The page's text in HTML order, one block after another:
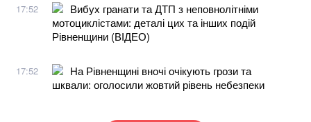
17:52
Вибух гранати та ДТП з неповнолітніми
мотоциклістами: деталі цих та інших подій
Рівненщини (ВІДЕО)
17:52
На Рівненщині вночі очікують грози та
шквали: оголосили жовтий рівень небезпеки